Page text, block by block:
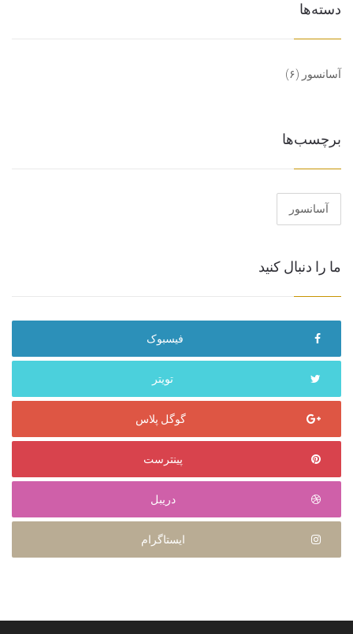
دسته‌ها
آسانسور (۶)
برچسب‌ها
آسانسور
ما را دنبال کنید
فیسبوک
تویتر
گوگل پلاس
پینترست
دریبل
ایستاگرام